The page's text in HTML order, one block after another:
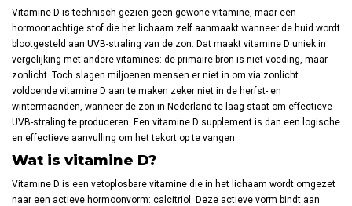
Vitamine D is technisch gezien geen gewone vitamine, maar een
hormoonachtige stof die het lichaam zelf aanmaakt wanneer de huid wordt
blootgesteld aan UVB-straling van de zon. Dat maakt vitamine D uniek in
vergelijking met andere vitamines: de primaire bron is niet voeding, maar
zonlicht. Toch slagen miljoenen mensen er niet in om via zonlicht
voldoende vitamine D aan te maken zeker niet in de herfst- en
wintermaanden, wanneer de zon in Nederland te laag staat om effectieve
UVB-straling te produceren. Een vitamine D supplement is dan een logische
en effectieve aanvulling om het tekort op te vangen.
Wat is vitamine D?
Vitamine D is een vetoplosbare vitamine die in het lichaam wordt omgezet
naar een actieve hormoonvorm: calcitriol. Deze actieve vorm bindt aan